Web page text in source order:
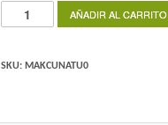
CUADRO
NATURAL
AÑADIR AL CARRITO
SKU: MAKCUNATU0